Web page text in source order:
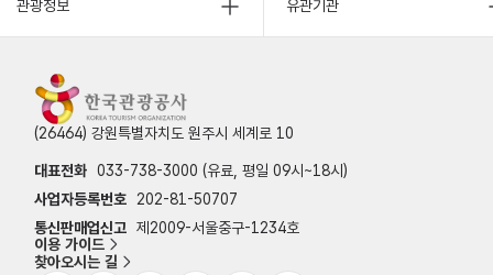
관광정보 유관기관
(26464) 강원특별자치도 원주시 세계로 10
대표전화 033-738-3000 (유료, 평일 09시~18시)
사업자등록번호
202-81-50707
통신판매업신고 제2009-서울중구-1234호
이용 가이드
찾아오시는 길